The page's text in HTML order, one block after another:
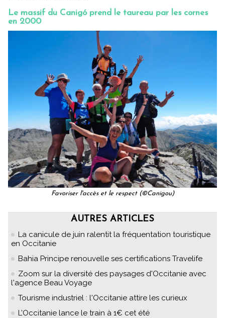
Le massif du Canigó prend le taureau par les cornes
en 2000
Favoriser l'accès et le respect (©Canigou)
AUTRES ARTICLES
La canicule de juin ralentit la fréquentation touristique
en Occitanie
Bahia Principe renouvelle ses certifications Travelife
Zoom sur la diversité des paysages d'Occitanie avec
l'agence Beau Voyage
Tourisme industriel : l'Occitanie attire les curieux
L’Occitanie lance le train à 1€ cet été